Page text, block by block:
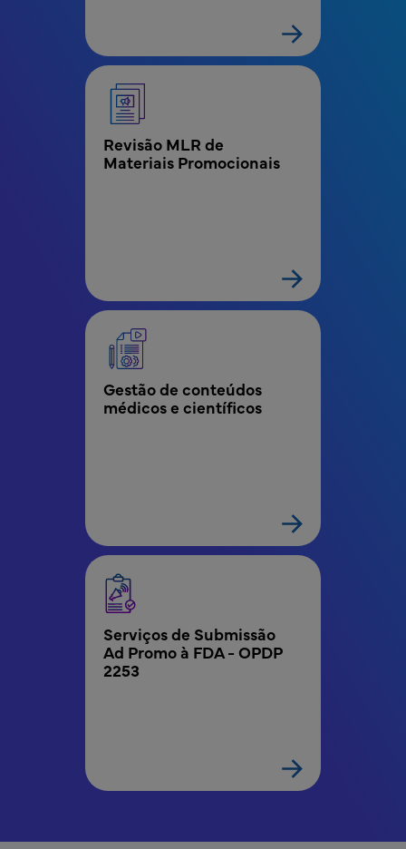
Revisão MLR de
Materiais Promocionais
Gestão de conteúdos
médicos e científicos
Serviços de Submissão
Ad Promo à FDA - OPDP
2253